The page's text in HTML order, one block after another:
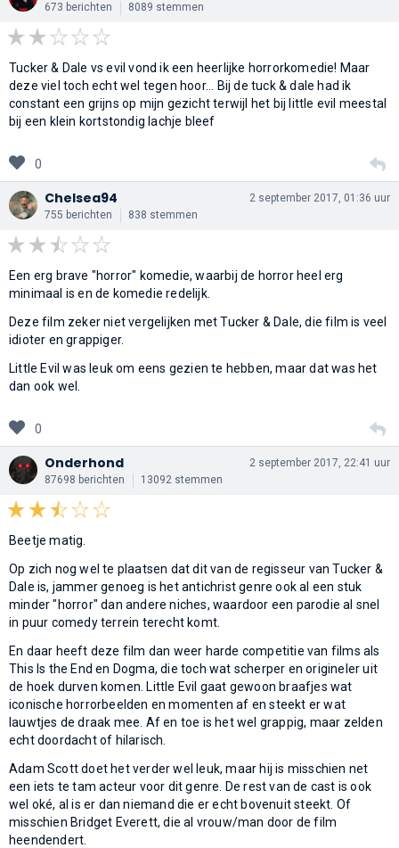
673 berichten 8089 stemmen
Tucker & Dale vs evil vond ik een heerlijke horrorkomedie! Maar
deze viel toch echt wel tegen hoor... Bij de tuck & dale had ik
constant een grijns op mijn gezicht terwijl het bij little evil meestal
bij een klein kortstondig lachje bleef
0
Chelsea94
755 berichten 838 stemmen
2 september 2017, 01:36 uur
Een erg brave "horror" komedie, waarbij de horror heel erg
minimaal is en de komedie redelijk.
Deze film zeker niet vergelijken met Tucker & Dale, die film is veel
idioter en grappiger.
Little Evil was leuk om eens gezien te hebben, maar dat was het
dan ook wel.
0
Onderhond
87698 berichten 13092 stemmen
2 september 2017, 22:41 uur
Beetje matig.
Op zich nog wel te plaatsen dat dit van de regisseur van Tucker &
Dale is, jammer genoeg is het antichrist genre ook al een stuk
minder "horror" dan andere niches, waardoor een parodie al snel
in puur comedy terrein terecht komt.
En daar heeft deze film dan weer harde competitie van films als
This Is the End en Dogma, die toch wat scherper en origineler uit
de hoek durven komen. Little Evil gaat gewoon braafjes wat
iconische horrorbeelden en momenten af en steekt er wat
lauwtjes de draak mee. Af en toe is het wel grappig, maar zelden
echt doordacht of hilarisch.
Adam Scott doet het verder wel leuk, maar hij is misschien net
een iets te tam acteur voor dit genre. De rest van de cast is ook
wel oké, al is er dan niemand die er echt bovenuit steekt. Of
misschien Bridget Everett, die al vrouw/man door de film
heendendert.